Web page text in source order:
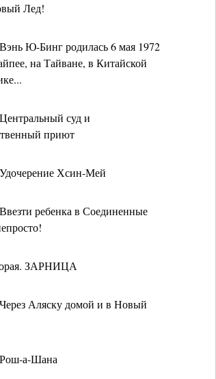
Лед!
Ю-Бинг родилась 6 мая 1972
на Тайване, в Китайской
суд и
приют
Хсин-Мей
ребенка в Соединенные
ЗАРНИЦА
Аляску домой и в Новый
а-Шана